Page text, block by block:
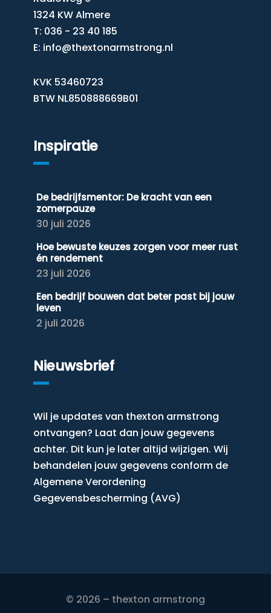
1324 KW Almere
T: 036 - 23 40 185
E: info@thextonarmstrong.nl
KVK 53460723
BTW NL850888669B01
Inspiratie
De bedrijfsmentor: De kracht van een
zomerpauze
30 juli 2026
Hoe bewuste keuzes zorgen voor meer rust
én rendement
23 juli 2026
Een bedrijf bouwen dat beter past bij jouw
leven
2 juli 2026
Nieuwsbrief
Wil je updates van thexton armstrong
ontvangen? Laat dan jouw gegevens
achter. Dit kun je later altijd wijzigen. Wij
behandelen jouw gegevens conform de
Algemene Verordening
Gegevensbescherming (AVG)
© 2026 – thexton armstrong